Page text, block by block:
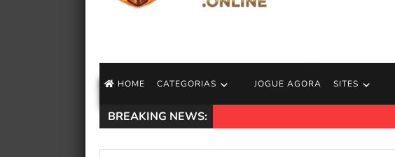
HOME CATEGORIAS JOGUE AGORA SITES
BREAKING NEWS: